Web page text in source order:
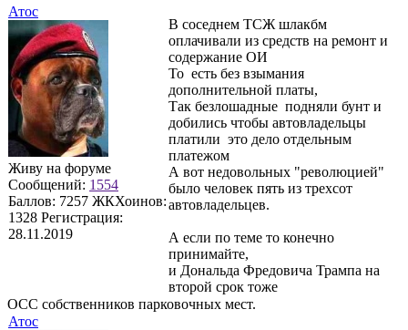
Атос
Живу на форуме
Сообщений: 1554
Баллов: 7257 ЖКХоинов:
1328 Регистрация:
28.11.2019
В соседнем ТСЖ шлакбм
оплачивали из средств на ремонт и
содержание ОИ
То есть без взымания
дополнительной платы,
Так безлошадные подняли бунт и
добились чтобы автовладельцы
платили это дело отдельным
платежом
А вот недовольных "революцией"
было человек пять из трехсот
автовладельцев.
А если по теме то конечно
принимайте,
и Дональда Фредовича Трампа на
второй срок тоже
ОСС собственников парковочных мест.
Атос